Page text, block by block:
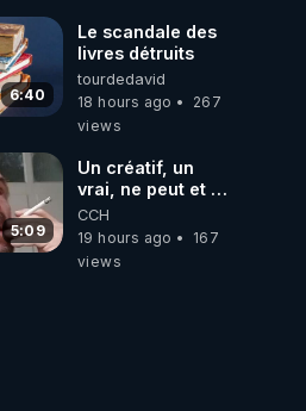
le nez
6:40
Le scandale des
livres détruits
tourdedavid
18 hours ago
267
views
5:09
Un créatif, un
vrai, ne peut et ne
doit pas faire
appel à
l'intelligence
CCH
19 hours ago
167
views